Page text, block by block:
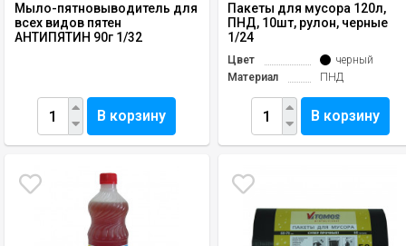
Мыло-пятновыводитель для
всех видов пятен
АНТИПЯТИН 90г 1/32
В корзину
Пакеты для мусора 120л,
ПНД, 10шт, рулон, черные
1/24
Цвет
черный
Материал
ПНД
В корзину